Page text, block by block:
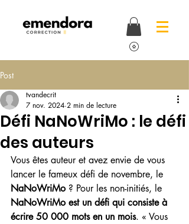
Post
Défi NaNoWriMo : le défi
des auteurs
tvandecrit
7 nov. 2024 2 min de lecture
Vous êtes auteur et avez envie de vous
lancer le fameux défi de novembre, le
NaNoWriMo ? Pour les non-initiés, le
NaNoWriMo est un défi qui consiste à
écrire 50 000 mots en un mois. « Vous